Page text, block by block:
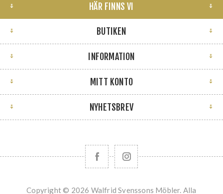
HÄR FINNS VI
BUTIKEN
INFORMATION
MITT KONTO
NYHETSBREV
Copyright © 2026 Walfrid Svenssons Möbler. Alla